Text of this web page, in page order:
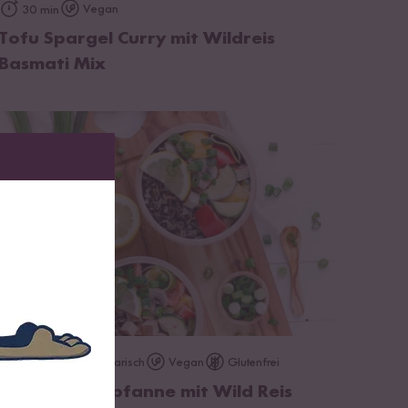
30 min Vegan
Tofu Spargel Curry mit Wildreis
Basmati Mix
zum Rezept
45 min Vegetarisch Vegan Glutenfrei
Asia-Gemüsepfanne mit Wild Reis